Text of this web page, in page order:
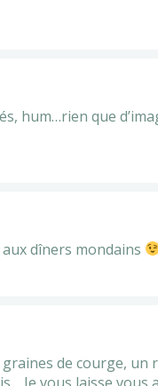
hum…rien que
dîners mondains
de courge, un